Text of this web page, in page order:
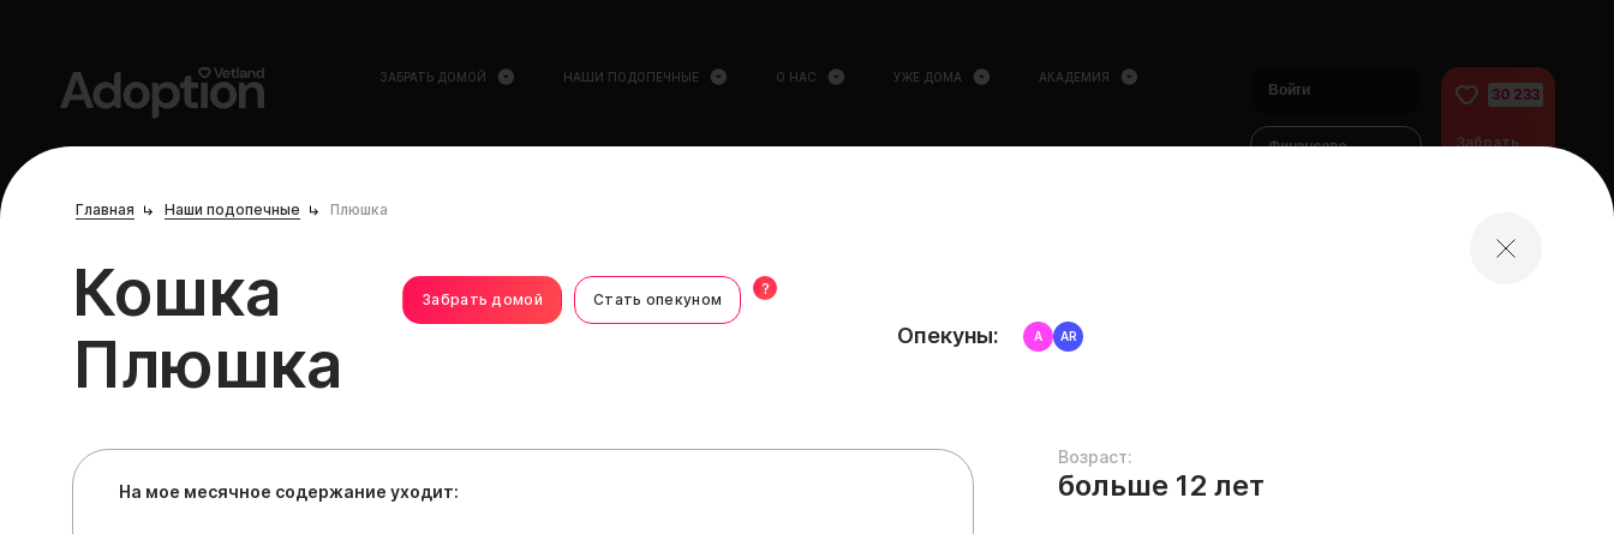
ЗАБРАТЬ ДОМОЙ НАШИ ПОДОПЕЧНЫЕ О НАС УЖЕ ДОМА АКАДЕМИЯ
Войти
Финансово
30 233
Забрать
Главная
Наши подопечные Плюшка
Кошка
Плюшка
Забрать домой Стать опекуном
?
Опекуны: А AR
На мое месячное содержание уходит:
Возраст:
больше 12 лет